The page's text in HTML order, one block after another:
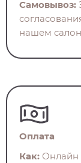
Самовывоз:
нашем
Оплата
Как: Онлайн